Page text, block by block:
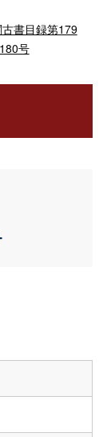
書目録第179
号